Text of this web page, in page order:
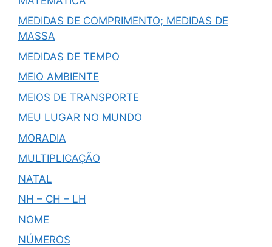
MEDIDAS DE COMPRIMENTO; MEDIDAS DE
MASSA
MEDIDAS DE TEMPO
MEIO AMBIENTE
MEIOS DE TRANSPORTE
MEU LUGAR NO MUNDO
MORADIA
MULTIPLICAÇÃO
NATAL
NH – CH – LH
NOME
NÚMEROS